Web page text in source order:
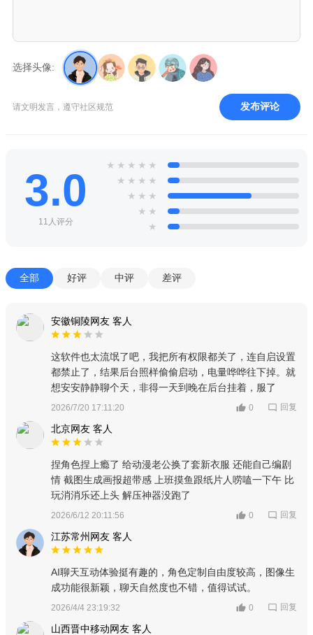
选择头像:
请文明发言，遵守社区规范 发布评论
3.0
11人评分
★ ★ ★ ★ ★
★ ★ ★ ★
★ ★ ★
★ ★
★
全部 好评 中评 差评
安徽铜陵网友 客人
这软件也太流氓了吧，我把所有权限都关了，连自启设置
都禁止了，结果后台照样偷偷启动，电量哗哗往下掉。就
想安安静静聊个天，非得一天到晚在后台挂着，服了
2026/7/20 17:11:20 0 回复
北京网友 客人
捏角色捏上瘾了 给动漫老公换了套新衣服 还能自己编剧
情 截图生成画报超带感 上班摸鱼跟纸片人唠嗑一下午 比
玩消消乐还上头 解压神器没跑了
2026/6/12 20:11:56 0 回复
江苏常州网友 客人
AI聊天互动体验挺有趣的，角色定制自由度较高，图像生
成功能很新颖，聊天自然度也不错，值得试试。
2026/4/4 23:19:32 0 回复
山西晋中移动网友 客人